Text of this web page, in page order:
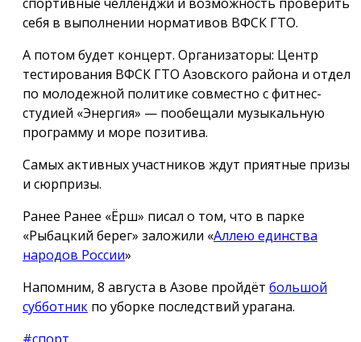
себя в выполнении нормативов ВФСК ГТО.
А потом будет концерт. Организаторы: Центр
тестирования ВФСК ГТО Азовского района и отдел
по молодежной политике совместно с фитнес-
студией «Энергия» — пообещали музыкальную
программу и море позитива.
Самых активных участников ждут приятные призы
и сюрпризы.
Ранее Ранее «Ёрш» писал о том, что в парке
«Рыбацкий берег» заложили «Аллею единства
народов России»
Напомним, 8 августа в Азове пройдёт большой
субботник по уборке последствий урагана.